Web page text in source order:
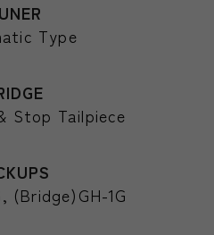
Type
Stop Tailpiece
(Bridge)GH-1G